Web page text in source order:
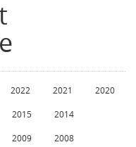
2022 2021 2020
2015 2014
2009 2008